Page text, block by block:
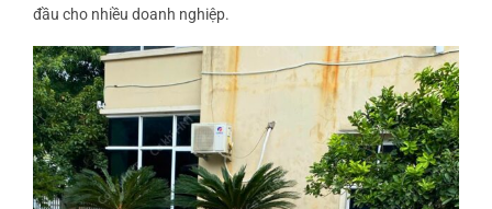
đầu cho nhiều doanh nghiệp.